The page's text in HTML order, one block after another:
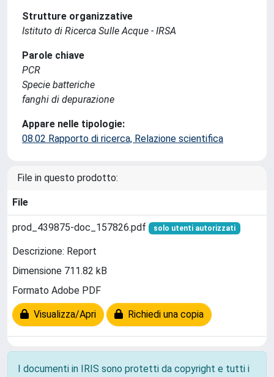
Strutture organizzative
Istituto di Ricerca Sulle Acque - IRSA
Parole chiave
PCR
Specie batteriche
fanghi di depurazione
Appare nelle tipologie:
08.02 Rapporto di ricerca, Relazione scientifica
File in questo prodotto:
File
prod_439875-doc_157826.pdf solo utenti autorizzati
Descrizione: Report
Dimensione 711.82 kB
Formato Adobe PDF
Visualizza/Apri Richiedi una copia
I documenti in IRIS sono protetti da copyright e tutti i